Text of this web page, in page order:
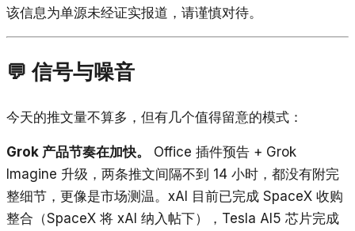
该信息为单源未经证实报道，请谨慎对待。
💬 信号与噪音
今天的推文量不算多，但有几个值得留意的模式：
Grok 产品节奏在加快。
Office 插件预告 + Grok
Imagine 升级，两条推文间隔不到 14 小时，都没有附完
整细节，更像是市场测温。xAI 目前已完成 SpaceX 收购
整合（SpaceX 将 xAI 纳入帖下），Tesla AI5 芯片完成